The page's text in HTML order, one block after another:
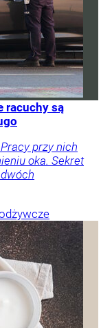
racuchy są
przy nich
oka. Sekret